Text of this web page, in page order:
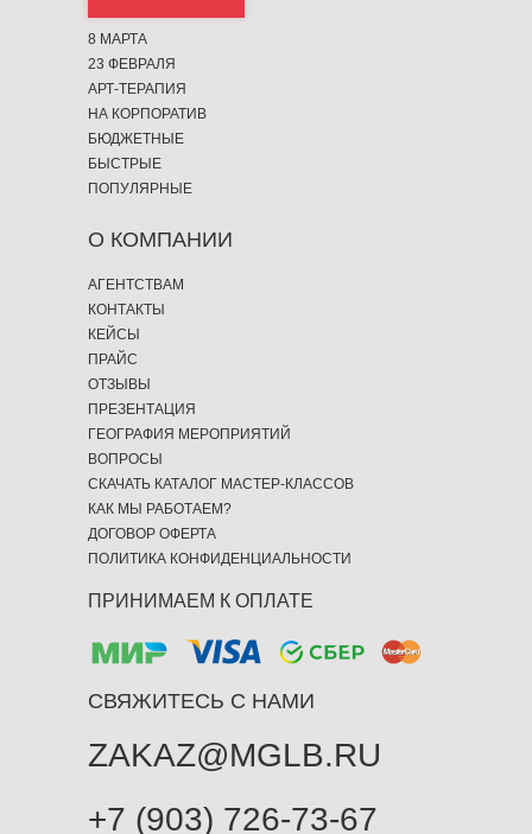
О КОМПАНИИ
ПРИНИМАЕМ К ОПЛАТЕ
8 МАРТА
23 ФЕВРАЛЯ
АРТ-ТЕРАПИЯ
НА КОРПОРАТИВ
БЮДЖЕТНЫЕ
БЫСТРЫЕ
ПОПУЛЯРНЫЕ
СВЯЖИТЕСЬ С НАМИ
+7 (903) 726-73-67
ZAKAZ@MGLB.RU
АГЕНТСТВАМ
КОНТАКТЫ
КЕЙСЫ
ПРАЙС
ОТЗЫВЫ
ПРЕЗЕНТАЦИЯ
ГЕОГРАФИЯ МЕРОПРИЯТИЙ
ВОПРОСЫ
СКАЧАТЬ КАТАЛОГ МАСТЕР-КЛАССОВ
КАК МЫ РАБОТАЕМ?
ДОГОВОР ОФЕРТА
ПОЛИТИКА КОНФИДЕНЦИАЛЬНОСТИ